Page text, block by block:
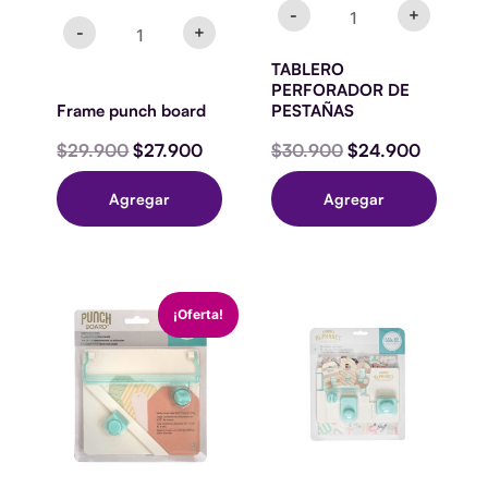
- +
Frame punch board
$29.900 $27.900
Agregar
- +
TABLERO
PERFORADOR DE
PESTAÑAS
$30.900 $24.900
Agregar
¡Oferta!
punchboard
cantidad
precio
original
era:
$18.900.
precio
actual
es:
$16.900.
Punchboard
cantidad